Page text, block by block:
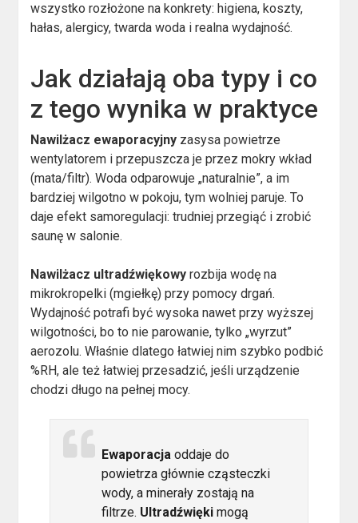
wszystko rozłożone na konkrety: higiena, koszty,
hałas, alergicy, twarda woda i realna wydajność.
Jak działają oba typy i co
z tego wynika w praktyce
Nawilżacz ewaporacyjny zasysa powietrze
wentylatorem i przepuszcza je przez mokry wkład
(mata/filtr). Woda odparowuje „naturalnie”, a im
bardziej wilgotno w pokoju, tym wolniej paruje. To
daje efekt samoregulacji: trudniej przegiąć i zrobić
saunę w salonie.
Nawilżacz ultradźwiękowy rozbija wodę na
mikrokropelki (mgiełkę) przy pomocy drgań.
Wydajność potrafi być wysoka nawet przy wyższej
wilgotności, bo to nie parowanie, tylko „wyrzut”
aerozolu. Właśnie dlatego łatwiej nim szybko podbić
%RH, ale też łatwiej przesadzić, jeśli urządzenie
chodzi długo na pełnej mocy.
Ewaporacja oddaje do
powietrza głównie cząsteczki
wody, a minerały zostają na
filtrze. Ultradźwięki mogą